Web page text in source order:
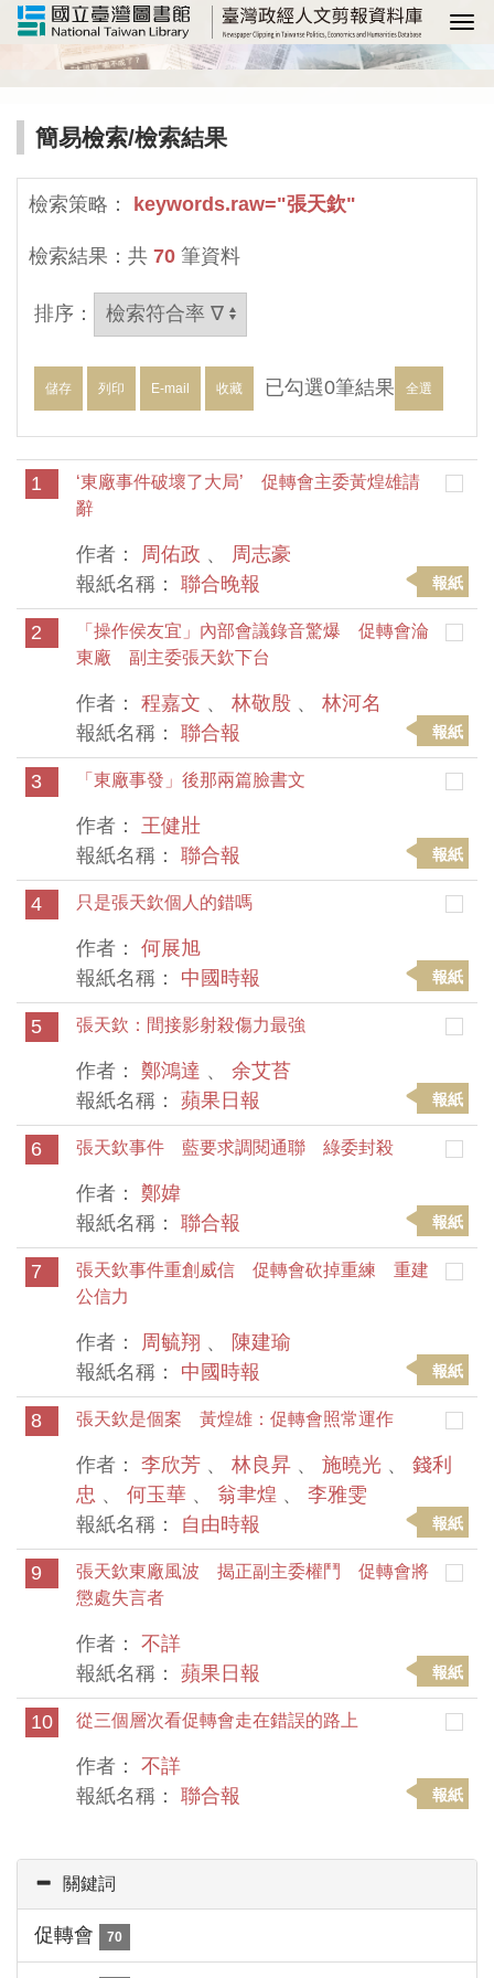
選
簡易檢索/檢索結果
檢索策略： keywords.raw="張天欽"
檢索結果：共 70 筆資料
排序：
儲存 列印 E-mail 收藏 已勾選0筆結果 全選
1
‘東廠事件破壞了大局’ 促轉會主委黃煌雄請
辭
作者： 周佑政 、 周志豪
報紙名稱： 聯合晚報 報紙
2
「操作侯友宜」內部會議錄音驚爆 促轉會淪
東廠 副主委張天欽下台
作者： 程嘉文 、 林敬殷 、 林河名
報紙名稱： 聯合報 報紙
3 「東廠事發」後那兩篇臉書文
作者： 王健壯
報紙名稱： 聯合報 報紙
4 只是張天欽個人的錯嗎
作者： 何展旭
報紙名稱： 中國時報 報紙
5 張天欽：間接影射殺傷力最強
作者： 鄭鴻達 、 余艾苔
報紙名稱： 蘋果日報 報紙
6 張天欽事件 藍要求調閱通聯 綠委封殺
作者： 鄭媁
報紙名稱： 聯合報 報紙
7
張天欽事件重創威信 促轉會砍掉重練 重建
公信力
作者： 周毓翔 、
陳建瑜
報紙名稱： 中國時報 報紙
8 張天欽是個案 黃煌雄：促轉會照常運作
作者： 李欣芳 、 林良昇 、 施曉光 、 錢利
忠 、 何玉華 、 翁聿煌 、 李雅雯
報紙名稱： 自由時報 報紙
9
張天欽東廠風波 揭正副主委權鬥 促轉會將
懲處失言者
作者： 不詳
報紙名稱： 蘋果日報 報紙
10 從三個層次看促轉會走在錯誤的路上
作者： 不詳
報紙名稱： 聯合報 報紙
關鍵詞
促轉會 70